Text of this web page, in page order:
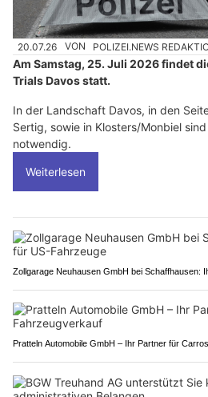
20.07.26 VON POLIZEI.NEWS
Am Samstag, 25. Juli 2026 findet
Trials Davos statt.
In der Landschaft Davos, in den
Sertig, sowie in Klosters/Monbiel
notwendig.
Weiterlesen
Zollgarage Neuhausen GmbH bei Schaffhausen:
Pratteln Automobile GmbH – Ihr Partner für